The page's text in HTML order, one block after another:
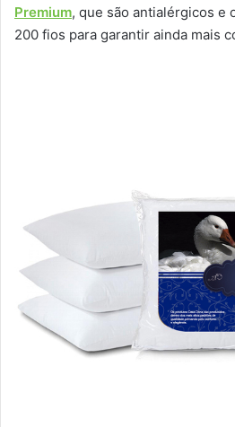
Premium, que são antialérgicos e
200 fios para garantir ainda mais